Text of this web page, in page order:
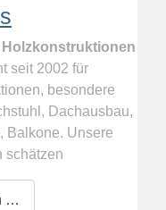
seit 2002 für
besondere
Dachausbau,
Balkone. Unsere
schätzen
…